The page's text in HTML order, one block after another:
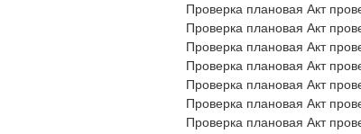
Проверка плановая Акт
Проверка плановая Акт
Проверка плановая Акт
Проверка плановая Акт
Проверка плановая Акт
Проверка плановая Акт
Проверка плановая Акт